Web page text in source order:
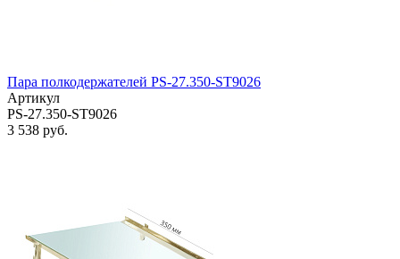
Пара полкодержателей PS-27.350-ST9026
Артикул
PS-27.350-ST9026
3 538 руб.